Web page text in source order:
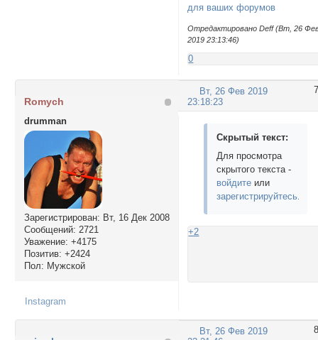
для ваших форумов
Отредактировано Deff (Вт, 26
2019 23:13:46)
0
7
Вт, 26 Фев 2019
23:18:23
Romych
drumman
Зарегистрирован: Вт, 16 Дек 2008
Сообщений: 2721
Уважение: +4175
Позитив: +2424
Пол: Мужской
Скрытый текст:
Для просмотра
скрытого текста -
войдите или
зарегистрируйтесь.
+2
Instagram
8
Вт, 26 Фев 2019